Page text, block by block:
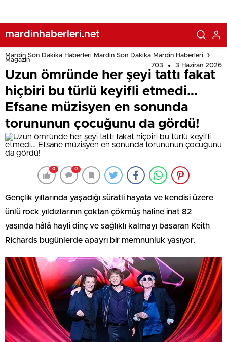
mardinhaberleri.net
Mardin Son Dakika Haberleri Mardin Son Dakika Mardin Haberleri
Magazin
703
3 Haziran 2026
Uzun ömründe her şeyi tattı fakat
hiçbiri bu türlü keyifli etmedi…
Efsane müzisyen en sonunda
torununun çocuğunu da gördü!
0 0
Gençlik yıllarında yaşadığı süratli hayata ve kendisi üzere
ünlü rock yıldızlarının çoktan çökmüş haline inat 82
yaşında hâlâ hayli dinç ve sağlıklı kalmayı başaran Keith
Richards bugünlerde apayrı bir memnunluk yaşıyor.